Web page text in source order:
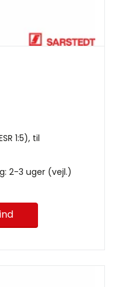
1:5), til
2-3 uger (vejl.)